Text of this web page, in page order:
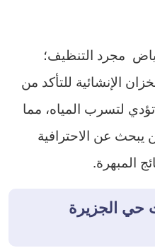
مجرد التنظيف؛
الإنشائية للتأكد من
لتسرب المياه، مما
يبحث عن الاحترافية
المبهرة.
حي الجزيرة